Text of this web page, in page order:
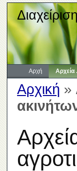
Αρχή Αρχεία
Αρχική »